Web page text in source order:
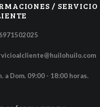
/ SERVICIO
a Dom. 09:00 - 18:00 horas.